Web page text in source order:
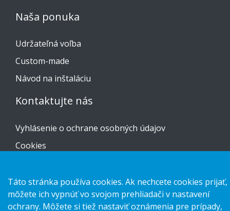
Naša ponuka
Udržateľná voľba
Custom-made
Návod na inštaláciu
Kontaktujte nás
Vyhlásenie o ochrane osobných údajov
Cookies
Copyright 2026 HL Display AB. All rights reserved.
Táto stránka používa cookies. Ak nechcete cookies prijať,
môžete ich vypnúť vo svojom prehliadači v nastavení
ochrany. Môžete si tiež nastaviť oznámenia pre prípady,